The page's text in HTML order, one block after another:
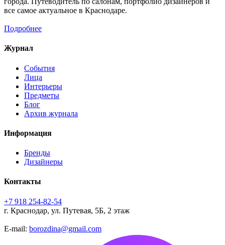
все самое актуальное в Краснодаре.
Подробнее
Журнал
События
Лица
Интерьеры
Предметы
Блог
Архив журнала
Информация
Бренды
Дизайнеры
Контакты
+7 918 254-82-54
г. Краснодар, ул. Путевая, 5Б, 2 этаж
E-mail: borozdina@gmail.com